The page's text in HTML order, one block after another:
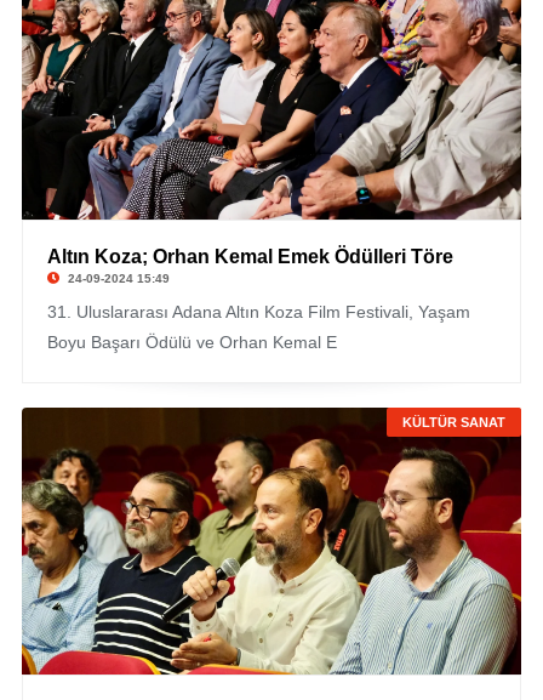
Altın Koza; Orhan Kemal Emek Ödülleri Töre
24-09-2024 15:49
31. Uluslararası Adana Altın Koza Film Festivali, Yaşam
Boyu Başarı Ödülü ve Orhan Kemal E
KÜLTÜR SANAT